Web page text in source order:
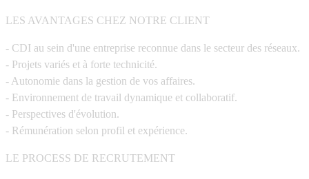
LES AVANTAGES CHEZ NOTRE CLIENT
- CDI au sein d'une entreprise reconnue dans le secteur des réseaux.
- Projets variés et à forte technicité.
- Autonomie dans la gestion de vos affaires.
- Environnement de travail dynamique et collaboratif.
- Perspectives d'évolution.
- Rémunération selon profil et expérience.
LE PROCESS DE RECRUTEMENT